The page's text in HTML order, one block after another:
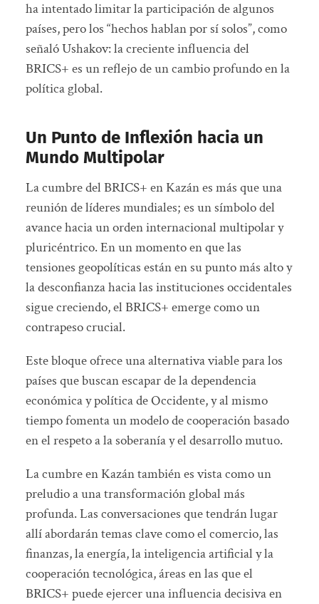
ha intentado limitar la participación de algunos
países, pero los “hechos hablan por sí solos”, como
señaló Ushakov: la creciente influencia del
BRICS+ es un reflejo de un cambio profundo en la
política global.
Un Punto de Inflexión hacia un
Mundo Multipolar
La cumbre del BRICS+ en Kazán es más que una
reunión de líderes mundiales; es un símbolo del
avance hacia un orden internacional multipolar y
pluricéntrico. En un momento en que las
tensiones geopolíticas están en su punto más alto y
la desconfianza hacia las instituciones occidentales
sigue creciendo, el BRICS+ emerge como un
contrapeso crucial.
Este bloque ofrece una alternativa viable para los
países que buscan escapar de la dependencia
económica y política de Occidente, y al mismo
tiempo fomenta un modelo de cooperación basado
en el respeto a la soberanía y el desarrollo mutuo.
La cumbre en Kazán también es vista como un
preludio a una transformación global más
profunda. Las conversaciones que tendrán lugar
allí abordarán temas clave como el comercio, las
finanzas, la energía, la inteligencia artificial y la
cooperación tecnológica, áreas en las que el
BRICS+ puede ejercer una influencia decisiva en